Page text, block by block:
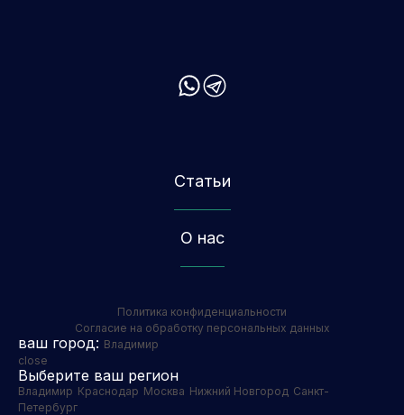
Статьи
О нас
Политика конфиденциальности
Согласие на обработку персональных данных
ваш город: Владимир
close
Выберите ваш регион
Владимир Краснодар Москва Нижний Новгород Санкт-
Петербург